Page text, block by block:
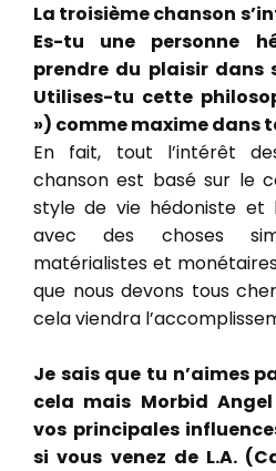
La troisième chanson
Es-tu une personne
prendre du plaisir dans
Utilises-tu cette
») comme maxime dans
En fait, tout l’intérêt
chanson est basé sur le
style de vie hédoniste et
avec des choses
matérialistes et
que nous devons tous
cela viendra
Je sais que tu n’aimes
cela mais Morbid
vos principales
si vous venez de L.A.